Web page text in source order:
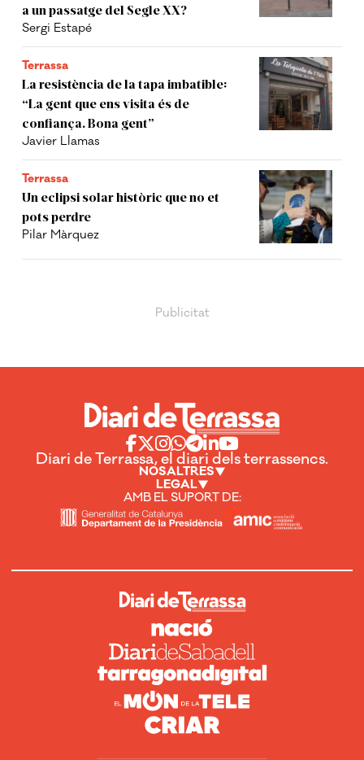
a un passatge del Segle XX?
Sergi Estapé
Terrassa
La resistència de la tapa imbatible:
“La gent que ens visita és de
confiança. Bona gent”
Javier Llamas
Terrassa
Un eclipsi solar històric que no et
pots perdre
Pilar Màrquez
Diari de Terrassa, el diari dels terrassencs.
NOSALTRES
LEGAL
AMB EL SUPORT DE: